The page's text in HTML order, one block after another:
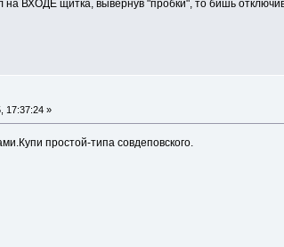
ВХОДЕ щитка, вывернув "пробки", то бишь
17:37:24 »
простой-типа совдеповского.